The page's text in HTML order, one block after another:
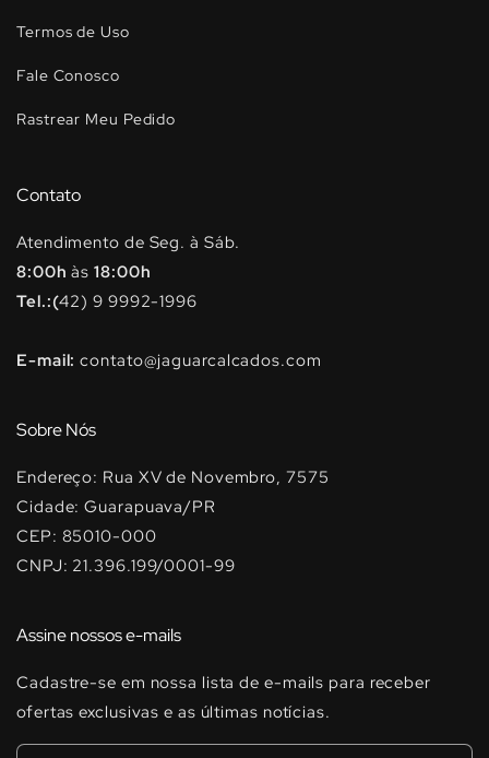
Termos de Uso
Fale Conosco
Rastrear Meu Pedido
Contato
Atendimento de Seg. à Sáb.
8:00h às18:00h
Tel.:(42) 9 9992-1996
E-mail:contato@jaguarcalcados.com
Sobre Nós
Endereço: Rua XV de Novembro, 7575
Cidade: Guarapuava/PR
CEP: 85010-000
CNPJ: 21.396.199/0001-99
Assine nossos e-mails
Cadastre-se em nossa lista de e-mails para receber
ofertas exclusivas e as últimas notícias.